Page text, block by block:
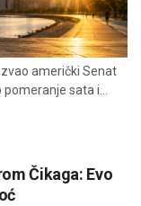
američki Senat
sata i...
Čikaga: Evo